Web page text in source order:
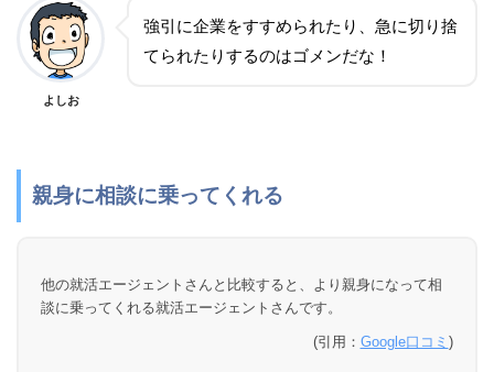
よしお
強引に企業をすすめられたり、急に切り捨
てられたりするのはゴメンだな！
親身に相談に乗ってくれる
他の就活エージェントさんと比較すると、より親身になって相
談に乗ってくれる就活エージェントさんです。
(引用： Google口コミ )